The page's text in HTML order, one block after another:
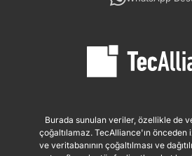
Burada sunulan veriler, özellikle de
çoğaltılamaz. TecAlliance'ın
ve veritabanının çoğaltılması ve